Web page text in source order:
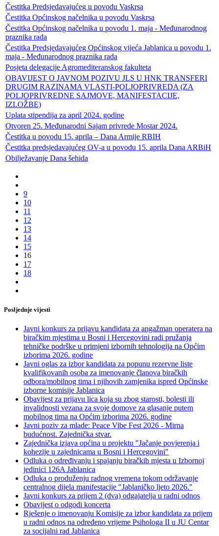
Čestitka Predsjedavajućeg u povodu Vaskrsa
Čestitka Općinskog načelnika u povodu Vaskrsa
Čestitka Općinskog načelnika u povodu 1. maja - Međunarodnog
praznika rada
Čestitka Predsjedavajućeg Općinskog vijeća Jablanica u povodu 1.
maja - Međunarodnog praznika rada
Posjeta delegacije Agromediteranskog fakulteta
OBAVIJEST O JAVNOM POZIVU JLS U HNK TRANSFERI
DRUGIM RAZINAMA VLASTI-POLJOPRIVREDA (ZA
POLJOPRIVREDNE SAJMOVE, MANIFESTACIJE,
IZLOŽBE)
Uplata stipendija za april 2024. godine
Otvoren 25. Međunarodni Sajam privrede Mostar 2024.
Čestitka u povodu 15. aprila – Dana Armije RBIH
Čestitka predsjedavajućeg OV-a u povodu 15. aprila Dana ARBiH
Obilježavanje Dana šehida
9
10
11
12
13
14
15
16
17
18
Posljednje vijesti
Javni konkurs za prijavu kandidata za angažman operatera na
biračkim mjestima u Bosni i Hercegovini radi pružanja
tehničke podrške u primjeni izbornih tehnologija na Općim
izborima 2026. godine
Javni oglas za izbor kandidata za popunu rezervne liste
kvalifikovanih osoba za imenovanje članova biračkih
odbora/mobilnog tima i njihovih zamjenika ispred Općinske
izborne komisije Jablanica
Obavijest za prijavu lica koja su zbog starosti, bolesti ili
invalidnosti vezana za svoje domove za glasanje putem
mobilnog tima na Općim izborima 2026. godine
Javni poziv za mlade: Peace Vibe Fest 2026 - Mirna
budućnost. Zajednička stvar.
Zajednička izjava općina u projektu "Jačanje povjerenja i
kohezije u zajednicama u Bosni i Hercegovini"
Odluka o određivanju i spajanju biračkih mjesta u Izbornoj
jedinici 126A Jablanica
Odluka o produženju radnog vremena tokom održavanje
centralnog dijela manifestacije "Jablaničko ljeto 2026."
Javni konkurs za prijem 2 (dva) odgajatelja u radni odnos
Obavijest o odgodi koncerta
Rješenje o imenovanju Komisije za izbor kandidata za prijem
u radni odnos na određeno vrijeme Psihologa II u JU Centar
za socijalni rad Jablanica